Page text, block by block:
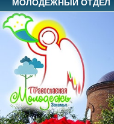
МОЛОДЕЖНЫЙ ОТДЕЛ